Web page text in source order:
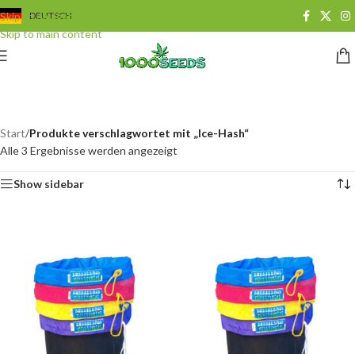
Skip to navigation
Skip to main content
DEUTSCH
Start/Produkte verschlagwortet mit „Ice-Hash“
Alle 3 Ergebnisse werden angezeigt
Show sidebar